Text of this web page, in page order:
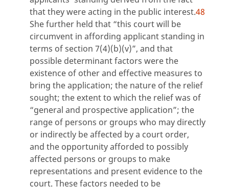
that they were acting in the public interest.48
She further held that “this court will be
circumvent in affording applicant standing in
terms of section 7(4)(b)(v)”, and that
possible determinant factors were the
existence of other and effective measures to
bring the application; the nature of the relief
sought; the extent to which the relief was of
“general and prospective application”; the
range of persons or groups who may directly
or indirectly be affected by a court order,
and the opportunity afforded to possibly
affected persons or groups to make
representations and present evidence to the
court. These factors needed to be